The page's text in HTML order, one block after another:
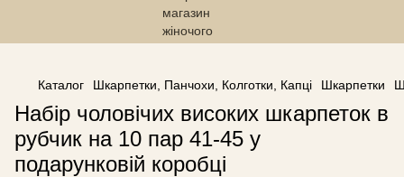
------------------------------------------------
Каталог Шкарпетки, Панчохи, Колготки, Капці Шкарпетки
Набір чоловічих високих шкарпеток в
рубчик на 10 пар 41-45 у
подарунковій коробці